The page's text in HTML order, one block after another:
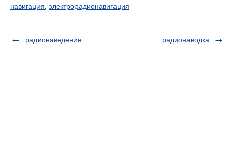
навигация электрорадионавигация
радионаведение радионаводка